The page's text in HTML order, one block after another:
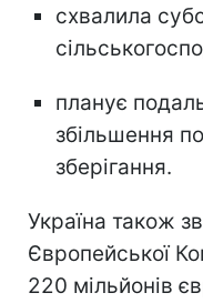
схвалила
планує
збільшення
зберігання.
Україна також
Європейської
220 мільйонів